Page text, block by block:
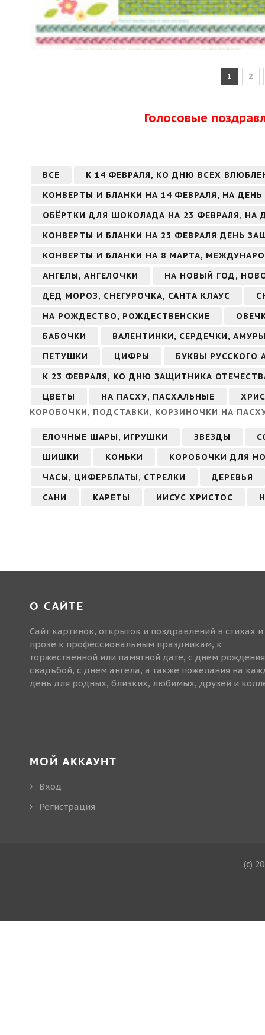
1 2
Голосовые
ВСЕ
К 14 ФЕВРАЛЯ, КО ДНЮ ВСЕХ
КОНВЕРТЫ И БЛАНКИ НА 14 ФЕВРАЛЯ, НА
ОБЁРТКИ ДЛЯ ШОКОЛАДА НА 23 ФЕВРАЛЯ, НА
КОНВЕРТЫ И БЛАНКИ НА 23 ФЕВРАЛЯ ДЕНЬ
КОНВЕРТЫ И БЛАНКИ НА 8 МАРТА,
АНГЕЛЫ, АНГЕЛОЧКИ
НА НОВЫЙ ГОД,
ДЕД МОРОЗ, СНЕГУРОЧКА, САНТА КЛАУС
НА РОЖДЕСТВО, РОЖДЕСТВЕНСКИЕ
БАБОЧКИ
ВАЛЕНТИНКИ, СЕРДЕЧКИ,
ПЕТУШКИ
ЦИФРЫ
БУКВЫ РУССКОГО
К 23 ФЕВРАЛЯ, КО ДНЮ ЗАЩИТНИКА
ЦВЕТЫ
НА ПАСХУ, ПАСХАЛЬНЫЕ
КОРОБОЧКИ, ПОДСТАВКИ, КОРЗИНОЧКИ НА
ЕЛОЧНЫЕ ШАРЫ, ИГРУШКИ ЗВЕЗДЫ
ШИШКИ
КОНЬКИ
КОРОБОЧКИ ДЛЯ
ЧАСЫ, ЦИФЕРБЛАТЫ, СТРЕЛКИ
ДЕРЕВЬЯ
САНИ
КАРЕТЫ ИИСУС ХРИСТОС
О САЙТЕ
Сайт картинок, открыток и поздравлений в стихах и
прозе к профессиональным праздникам, к
торжественной или памятной дате, с днем
свадьбой, с днем ангела, а также пожелания на
день для родных, близких, любимых, друзей и
МОЙ АККАУНТ
Вход
Регистрация
(c)